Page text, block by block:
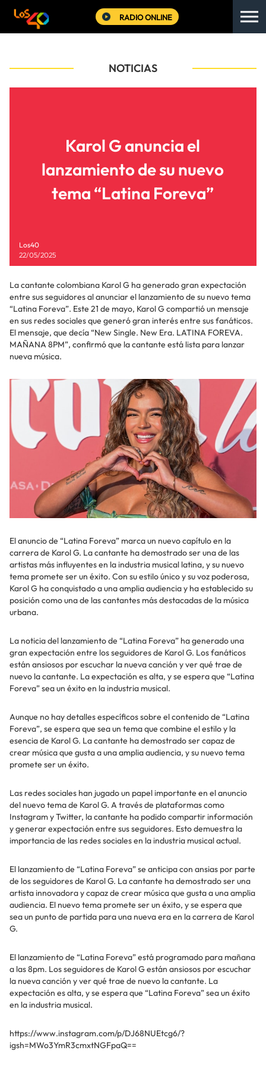
RADIO ONLINE
NOTICIAS
Karol G anuncia el
lanzamiento de su nuevo
tema “Latina Foreva”
Los40
22/05/2025
La cantante colombiana Karol G ha generado gran expectación
entre sus seguidores al anunciar el lanzamiento de su nuevo tema
“Latina Foreva”. Este 21 de mayo, Karol G compartió un mensaje
en sus redes sociales que generó gran interés entre sus fanáticos.
El mensaje, que decía “New Single. New Era. LATINA FOREVA.
MAÑANA 8PM”, confirmó que la cantante está lista para lanzar
nueva música.
El anuncio de “Latina Foreva” marca un nuevo capítulo en la
carrera de Karol G. La cantante ha demostrado ser una de las
artistas más influyentes en la industria musical latina, y su nuevo
tema promete ser un éxito. Con su estilo único y su voz poderosa,
Karol G ha conquistado a una amplia audiencia y ha establecido su
posición como una de las cantantes más destacadas de la música
urbana.
La noticia del lanzamiento de “Latina Foreva” ha generado una
gran expectación entre los seguidores de Karol G. Los fanáticos
están ansiosos por escuchar la nueva canción y ver qué trae de
nuevo la cantante. La expectación es alta, y se espera que “Latina
Foreva” sea un éxito en la industria musical.
Aunque no hay detalles específicos sobre el contenido de “Latina
Foreva”, se espera que sea un tema que combine el estilo y la
esencia de Karol G. La cantante ha demostrado ser capaz de
crear música que gusta a una amplia audiencia, y su nuevo tema
promete ser un éxito.
Las redes sociales han jugado un papel importante en el anuncio
del nuevo tema de Karol G. A través de plataformas como
Instagram y Twitter, la cantante ha podido compartir información
y generar expectación entre sus seguidores. Esto demuestra la
importancia de las redes sociales en la industria musical actual.
El lanzamiento de “Latina Foreva” se anticipa con ansias por parte
de los seguidores de Karol G. La cantante ha demostrado ser una
artista innovadora y capaz de crear música que gusta a una amplia
audiencia. El nuevo tema promete ser un éxito, y se espera que
sea un punto de partida para una nueva era en la carrera de Karol
G.
El lanzamiento de “Latina Foreva” está programado para mañana
a las 8pm. Los seguidores de Karol G están ansiosos por escuchar
la nueva canción y ver qué trae de nuevo la cantante. La
expectación es alta, y se espera que “Latina Foreva” sea un éxito
en la industria musical.
https://www.instagram.com/p/DJ68NUEtcg6/?
igsh=MWo3YmR3cmxtNGFpaQ==